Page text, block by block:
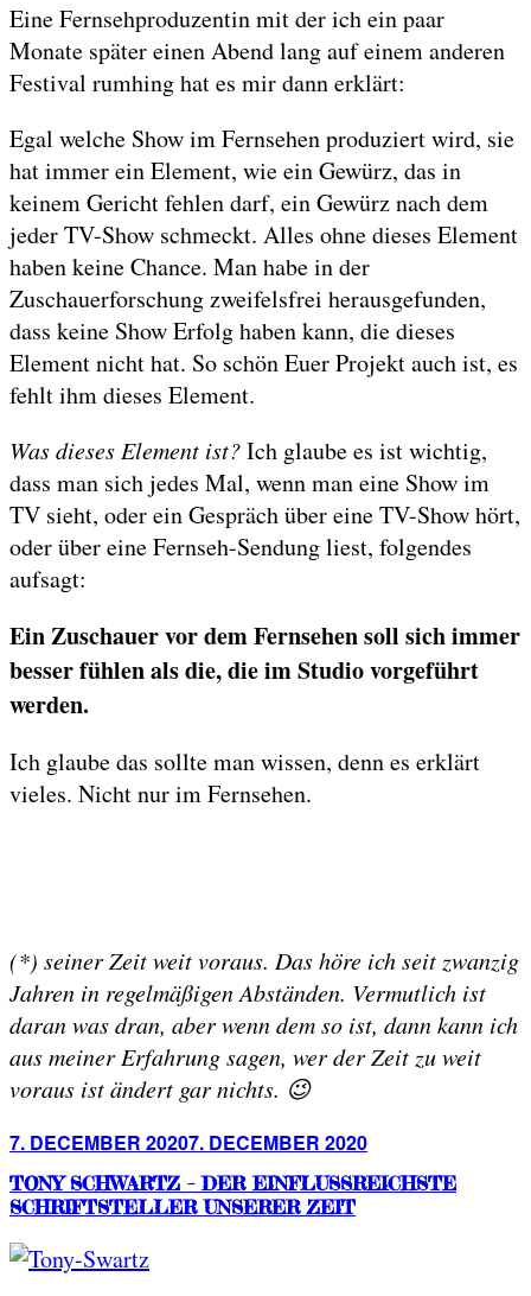
Eine Fernsehproduzentin mit der ich ein paar
Monate später einen Abend lang auf einem anderen
Festival rumhing hat es mir dann erklärt:
Egal welche Show im Fernsehen produziert wird, sie
hat immer ein Element, wie ein Gewürz, das in
keinem Gericht fehlen darf, ein Gewürz nach dem
jeder TV-Show schmeckt. Alles ohne dieses Element
haben keine Chance. Man habe in der
Zuschauerforschung zweifelsfrei herausgefunden,
dass keine Show Erfolg haben kann, die dieses
Element nicht hat. So schön Euer Projekt auch ist, es
fehlt ihm dieses Element.
Was dieses Element ist?Ich glaube es ist wichtig,
dass man sich jedes Mal, wenn man eine Show im
TV sieht, oder ein Gespräch über eine TV-Show hört,
oder über eine Fernseh-Sendung liest, folgendes
aufsagt:
Ein Zuschauer vor dem Fernsehen soll sich immer
besser fühlen als die, die im Studio vorgeführt
werden.
Ich glaube das sollte man wissen, denn es erklärt
vieles. Nicht nur im Fernsehen.
(*) seiner Zeit weit voraus. Das höre ich seit zwanzig
Jahren in regelmäßigen Abständen. Vermutlich ist
daran was dran, aber wenn dem so ist, dann kann ich
aus meiner Erfahrung sagen, wer der Zeit zu weit
voraus ist ändert gar nichts. 😉
Posted
7. DECEMBER 20207. DECEMBER 2020
TONY SCHWARTZ – DER EINFLUSSREICHSTE
SCHRIFTSTELLER UNSERER ZEIT